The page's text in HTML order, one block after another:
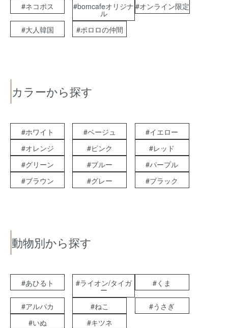
#ネコポス
#bomcafeオリジナ
ル
#オンライン限定
#大人韓国 #ポロロの仲間
カラーから探す
#ホワイト #ベージュ
#イエロー
#オレンジ
#ピンク
#レッド
#グリーン
#ブルー
#パープル
#ブラウン
#グレー #ブラック
動物別から探す
#あひるト #ライオン/タイガ
ー
#くま
#アルパカ #ねこ
#うさぎ
#いぬ
#キツネ